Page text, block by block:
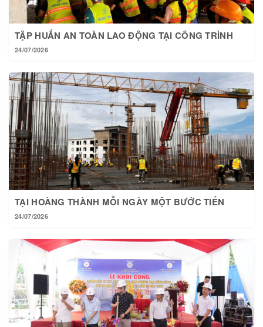
TẬP HUẤN AN TOÀN LAO ĐỘNG TẠI CÔNG TRÌNH
24/07/2026
TẠI HOÀNG THÀNH MỖI NGÀY MỘT BƯỚC TIẾN
24/07/2026